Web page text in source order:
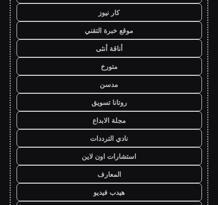
كار نيوز
موقع خبرة التقني
أناقة أنثى
متورخ
مدسن
روتانا تسويق
مجلة الابداع
نادي الترددات
استشارات اون لاين
المعارف
هيدب فيديو